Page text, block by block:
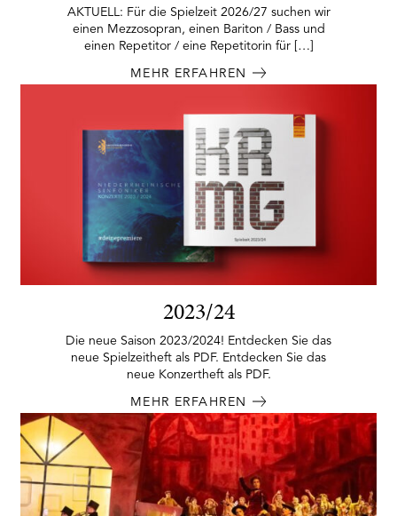
AKTUELL: Für die Spielzeit 2026/27 suchen wir
einen Mezzosopran, einen Bariton / Bass und
einen Repetitor / eine Repetitorin für […]
MEHR ERFAHREN
2023/24
Die neue Saison 2023/2024! Entdecken Sie das
neue Spielzeitheft als PDF. Entdecken Sie das
neue Konzertheft als PDF.
MEHR ERFAHREN